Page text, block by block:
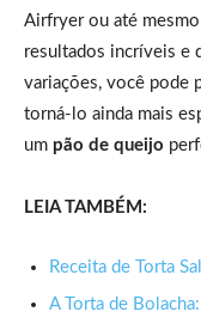
Airfryer ou até
resultados incríveis e
variações, você pode
torná-lo ainda mais
um pão de queijo
LEIA TAMBÉM:
Receita de Torta
A Torta de